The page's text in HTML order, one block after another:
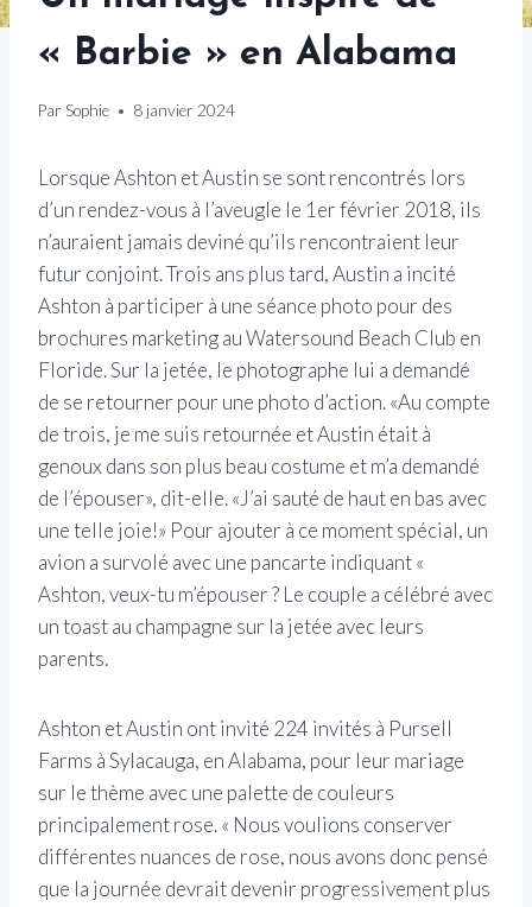
« Barbie » en Alabama
Par Sophie 8 janvier 2024
Lorsque Ashton et Austin se sont rencontrés lors
d’un rendez-vous à l’aveugle le 1er février 2018, ils
n’auraient jamais deviné qu’ils rencontraient leur
futur conjoint. Trois ans plus tard, Austin a incité
Ashton à participer à une séance photo pour des
brochures marketing au Watersound Beach Club en
Floride. Sur la jetée, le photographe lui a demandé
de se retourner pour une photo d’action. «Au compte
de trois, je me suis retournée et Austin était à
genoux dans son plus beau costume et m’a demandé
de l’épouser», dit-elle. «J’ai sauté de haut en bas avec
une telle joie!» Pour ajouter à ce moment spécial, un
avion a survolé avec une pancarte indiquant «
Ashton, veux-tu m’épouser ? Le couple a célébré avec
un toast au champagne sur la jetée avec leurs
parents.
Ashton et Austin ont invité 224 invités à Pursell
Farms à Sylacauga, en Alabama, pour leur mariage
sur le thème avec une palette de couleurs
principalement rose. « Nous voulions conserver
différentes nuances de rose, nous avons donc pensé
que la journée devrait devenir progressivement plus